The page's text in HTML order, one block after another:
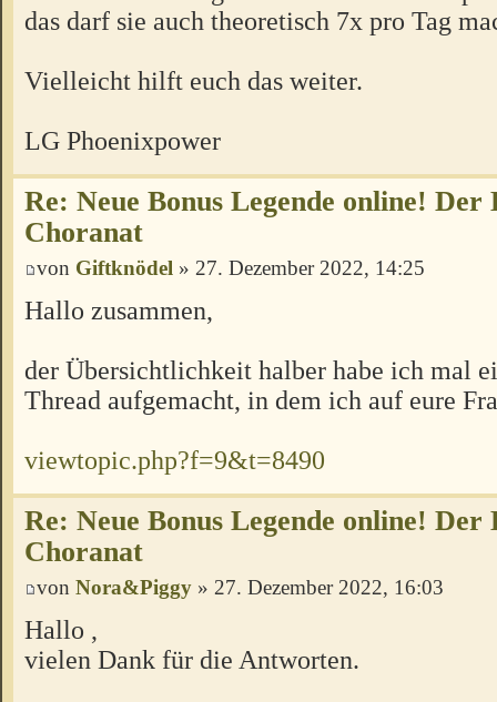
das darf sie auch theoretisch 7x pro Tag
Vielleicht hilft euch das weiter.
LG Phoenixpower
Re: Neue Bonus Legende online! Der
Choranat
von Giftknödel » 27. Dezember 2022, 14:25
Hallo zusammen,
der Übersichtlichkeit halber habe ich mal
Thread aufgemacht, in dem ich auf eure
viewtopic.php?f=9&t=8490
Re: Neue Bonus Legende online! Der
Choranat
von Nora&Piggy » 27. Dezember 2022, 16:03
Hallo ,
vielen Dank für die Antworten.